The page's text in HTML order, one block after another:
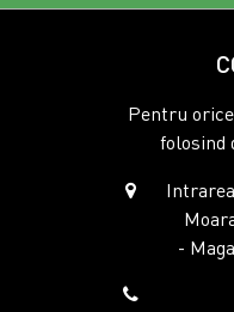
Pentru
folosind
-